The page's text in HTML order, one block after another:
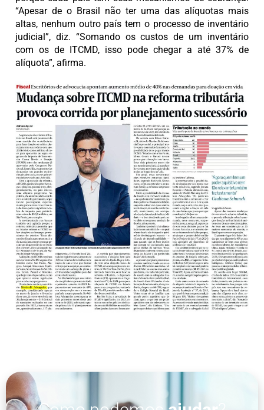
“Apesar de o Brasil não ter uma das alíquotas mais
altas, nenhum outro país tem o processo de inventário
judicial”, diz. “Somando os custos de um inventário
com os de ITCMD, isso pode chegar a até 37% de
alíquota”, afirma.